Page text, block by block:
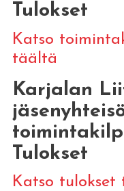
Tulokset
Katso
täältä
Karjalan
Tulokset
Katso tulokset